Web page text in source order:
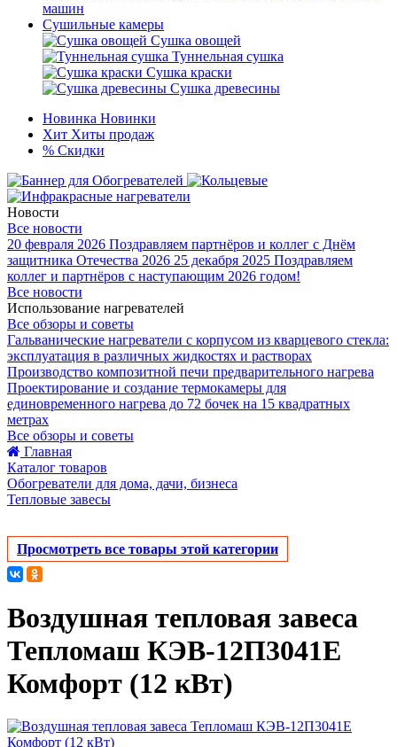
машин
Сушильные камеры
Сушка овощей
Туннельная сушка
Сушка краски
Сушка древесины
Новинка Новинки
Хит Хиты продаж
% Скидки
Новости
Все новости
20 февраля 2026 Поздравляем партнёров и коллег с Днём
защитника Отечества 2026 25 декабря 2025 Поздравляем
коллег и партнёров с наступающим 2026 годом!
Все новости
Использование нагревателей
Все обзоры и советы
Гальванические нагреватели с корпусом из кварцевого стекла:
эксплуатация в различных жидкостях и растворах
Производство композитной печи предварительного нагрева
Проектирование и создание термокамеры для
единовременного нагрева до 72 бочек на 15 квадратных
метрах
Все обзоры и советы
Главная
Каталог товаров
Обогреватели для дома, дачи, бизнеса
Тепловые завесы
Просмотреть все товары этой категории
Воздушная тепловая завеса
Тепломаш КЭВ-12П3041Е
Комфорт (12 кВт)